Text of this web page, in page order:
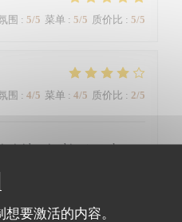
要激活的内容。
围 : 5/5 菜单 : 5/5 质价比 : 5/5
围 : 4/5 菜单 : 4/5 质价比 : 2/5
vins bien trop chers un